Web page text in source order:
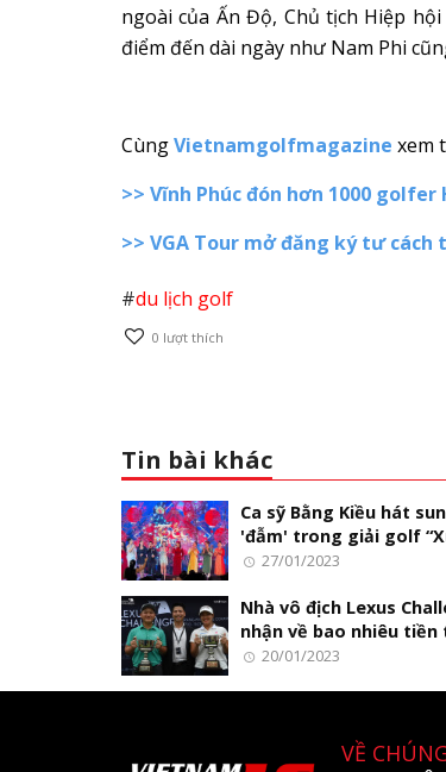
ngoài của Ấn Độ, Chủ tịch Hiệp
điểm đến dài ngày như Nam Phi
CùngVietnamgolfmagazine xem
>> Vĩnh Phúc đón hơn 1000
>> VGA Tour mở đăng ký tư
#du lịch golf
0 lượt thích
Tin bài khác
Ca sỹ Bằng Kiều hát
'đẫm' trong giải golf
27/01/2023
Nhà vô địch Lexus
nhận về bao nhiêu tiền
20/01/2023
VỀ